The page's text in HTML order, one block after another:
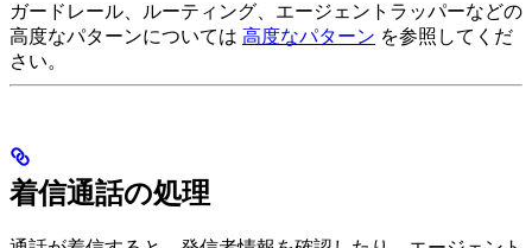
ガードレール、ルーティング、エージェントラッパーなどの
高度なパターンについては 高度なパターン を参照してくだ
さい。
着信通話の処理